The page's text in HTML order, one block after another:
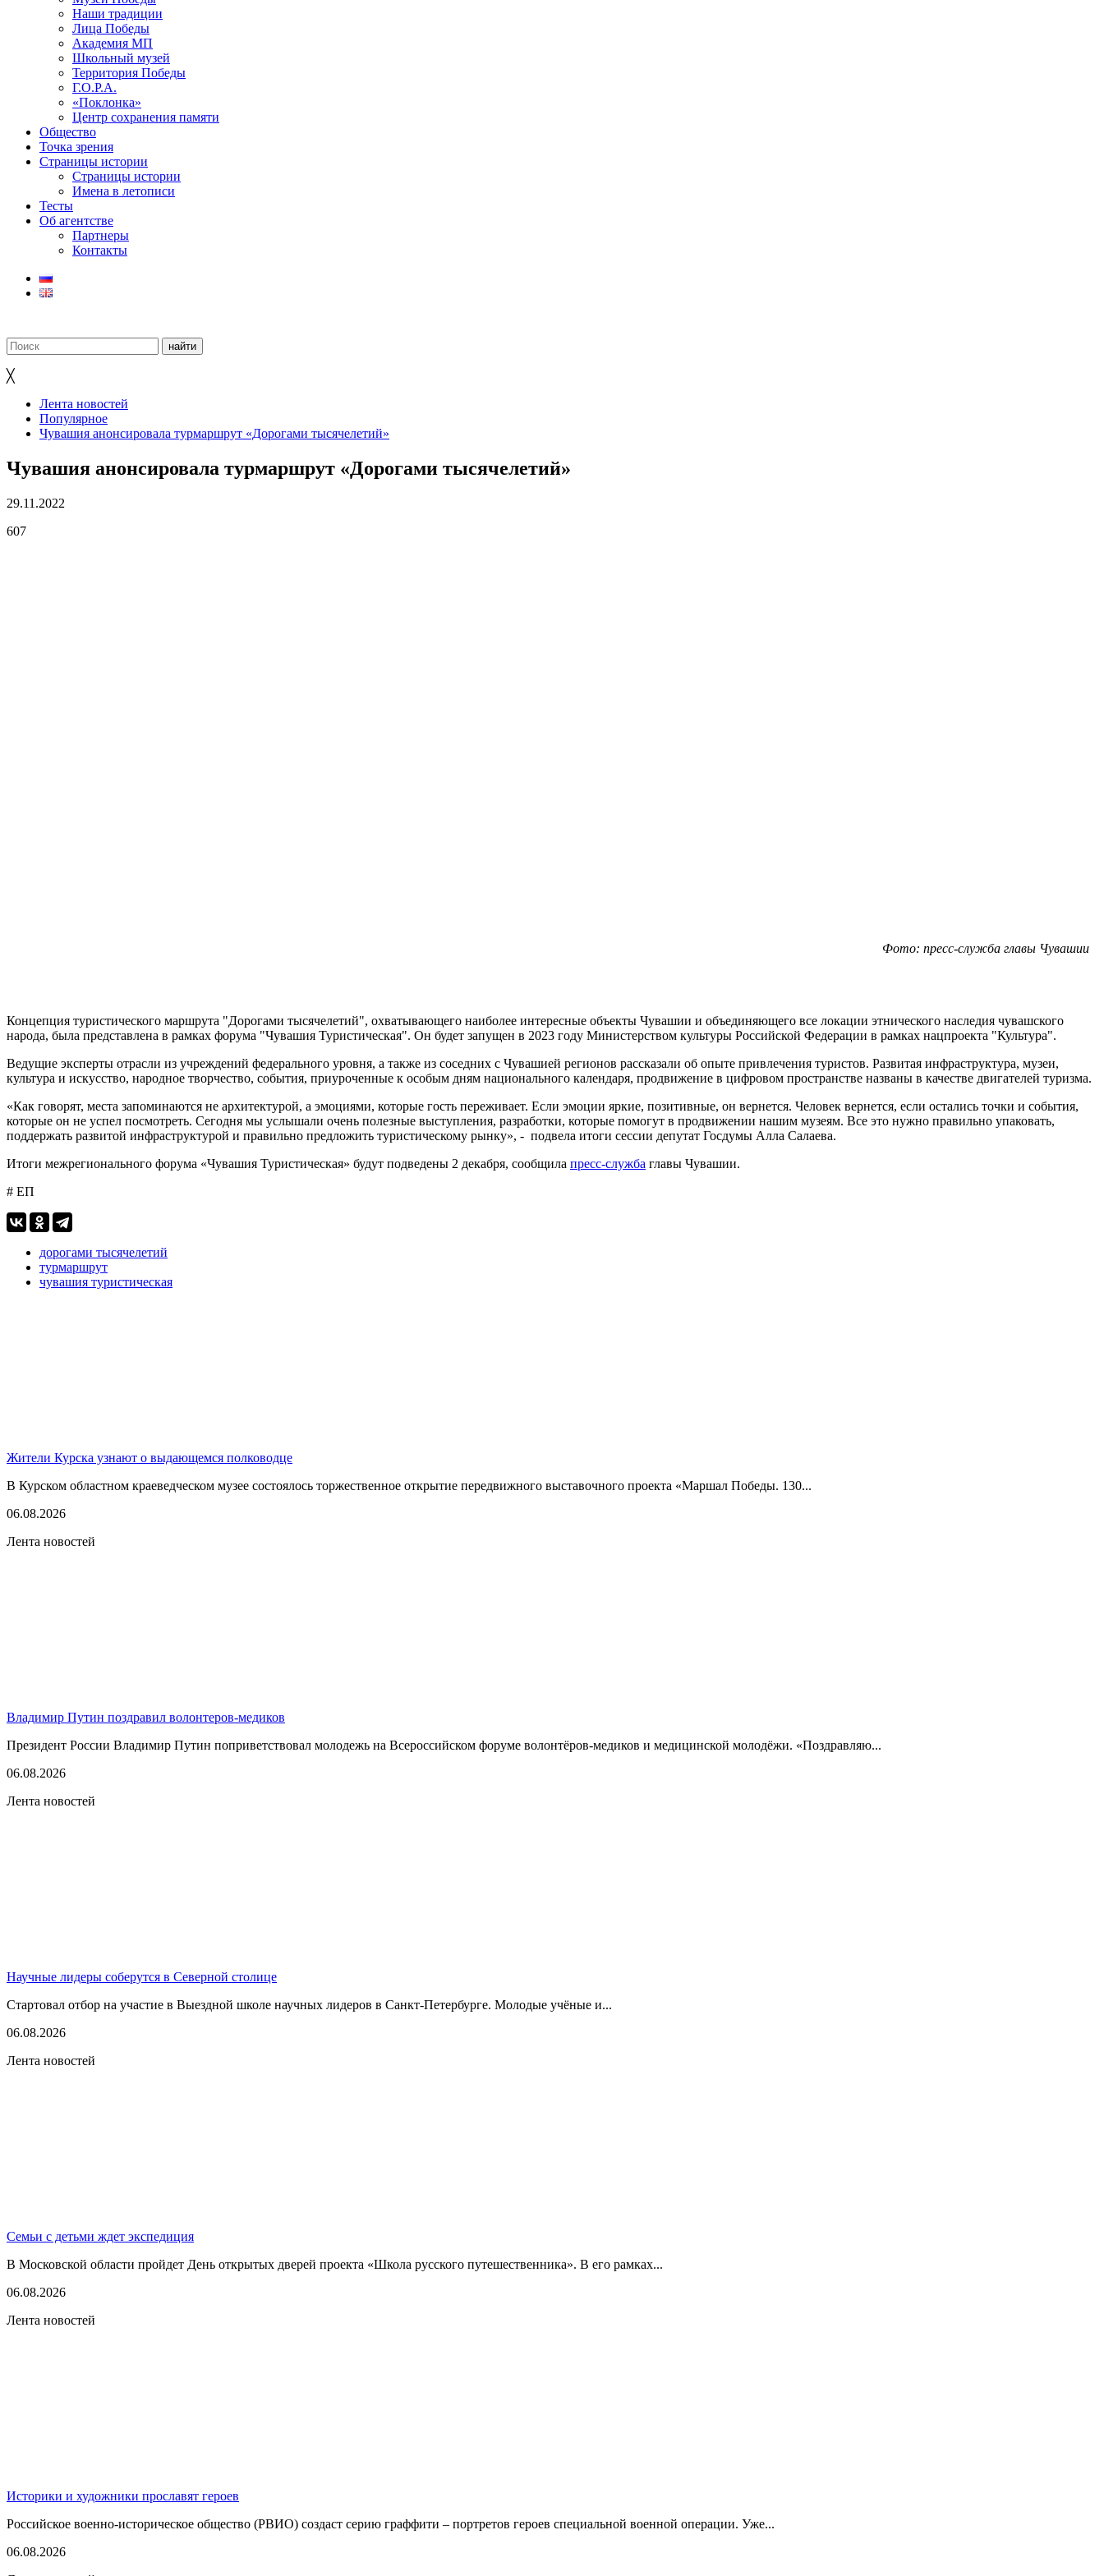
Наши традиции
Лица Победы
Академия МП
Школьный музей
Территория Победы
Г.О.Р.А.
«Поклонка»
Центр сохранения памяти
Общество
Точка зрения
Страницы истории
Страницы истории
Имена в летописи
Тесты
Об агентстве
Партнеры
Контакты
╳
Лента новостей
Популярное
Чувашия анонсировала турмаршрут «Дорогами тысячелетий»
Чувашия анонсировала турмаршрут «Дорогами тысячелетий»
29.11.2022
607
Фото: пресс-служба главы Чувашии
Концепция туристического маршрута "Дорогами тысячелетий", охватывающего наиболее интересные объекты Чувашии и объединяющего все локации этнического наследия чувашского
народа, была представлена в рамках форума "Чувашия Туристическая". Он будет запущен в 2023 году Министерством культуры Российской Федерации в рамках нацпроекта "Культура".
Ведущие эксперты отрасли из учреждений федерального уровня, а также из соседних с Чувашией регионов рассказали об опыте привлечения туристов. Развитая инфраструктура, музеи,
культура и искусство, народное творчество, события, приуроченные к особым дням национального календаря, продвижение в цифровом пространстве названы в качестве двигателей туризма.
«Как говорят, места запоминаются не архитектурой, а эмоциями, которые гость переживает. Если эмоции яркие, позитивные, он вернется. Человек вернется, если остались точки и события,
которые он не успел посмотреть. Сегодня мы услышали очень полезные выступления, разработки, которые помогут в продвижении нашим музеям. Все это нужно правильно упаковать,
поддержать развитой инфраструктурой и правильно предложить туристическому рынку», - подвела итоги сессии депутат Госдумы Алла Салаева.
Итоги межрегионального форума «Чувашия Туристическая» будут подведены 2 декабря, сообщила пресс-служба главы Чувашии.
# ЕП
дорогами тысячелетий
турмаршрут
чувашия туристическая
Жители Курска узнают о выдающемся полководце
В Курском областном краеведческом музее состоялось торжественное открытие передвижного выставочного проекта «Маршал Победы. 130...
06.08.2026
Лента новостей
Владимир Путин поздравил волонтеров-медиков
Президент России Владимир Путин поприветствовал молодежь на Всероссийском форуме волонтёров-медиков и медицинской молодёжи. «Поздравляю...
06.08.2026
Лента новостей
Научные лидеры соберутся в Северной столице
Стартовал отбор на участие в Выездной школе научных лидеров в Санкт-Петербурге. Молодые учёные и...
06.08.2026
Лента новостей
Семьи с детьми ждет экспедиция
В Московской области пройдет День открытых дверей проекта «Школа русского путешественника». В его рамках...
06.08.2026
Лента новостей
Историки и художники прославят героев
Российское военно-историческое общество (РВИО) создаст серию граффити – портретов героев специальной военной операции. Уже...
06.08.2026